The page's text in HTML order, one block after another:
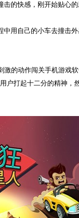
的快感，刚开始贴心的
用自己的小车去撞击外
的动作闯关手机游戏
户打起十二分的精神，